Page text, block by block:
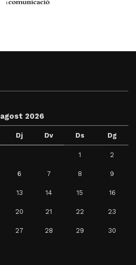
agost 2026
Dj Dv Ds Dg
1 2
6 7 8 9
13 14 15 16
20 21 22 23
27 28 29 30